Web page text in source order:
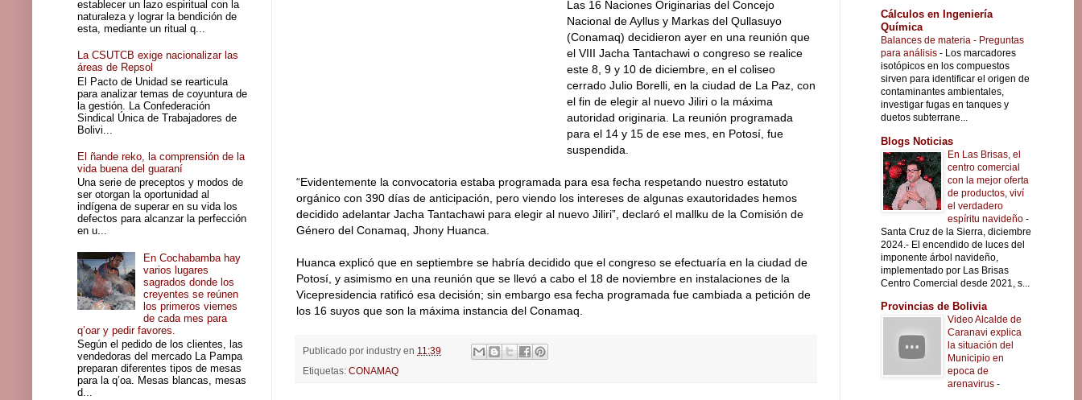
Las 16 Naciones Originarias del Concejo
Nacional de Ayllus y Markas del Qullasuyo
(Conamaq) decidieron ayer en una reunión que
el VIII Jacha Tantachawi o congreso se realice
este 8, 9 y 10 de diciembre, en el coliseo
cerrado Julio Borelli, en la ciudad de La Paz, con
el fin de elegir al nuevo Jiliri o la máxima
autoridad originaria. La reunión programada
para el 14 y 15 de ese mes, en Potosí, fue
suspendida.
“Evidentemente la convocatoria estaba programada para esa fecha respetando nuestro estatuto
orgánico con 390 días de anticipación, pero viendo los intereses de algunas exautoridades hemos
decidido adelantar Jacha Tantachawi para elegir al nuevo Jiliri”, declaró el mallku de la Comisión de
Género del Conamaq, Jhony Huanca.
Huanca explicó que en septiembre se habría decidido que el congreso se efectuaría en la ciudad de
Potosí, y asimismo en una reunión que se llevó a cabo el 18 de noviembre en instalaciones de la
Vicepresidencia ratificó esa decisión; sin embargo esa fecha programada fue cambiada a petición de
los 16 suyos que son la máxima instancia del Conamaq.
Publicado por industry en 11:39
Etiquetas: CONAMAQ
establecer un lazo espiritual con la
naturaleza y lograr la bendición de
esta, mediante un ritual q...
La CSUTCB exige nacionalizar las
áreas de Repsol
El Pacto de Unidad se rearticula
para analizar temas de coyuntura de
la gestión. La Confederación
Sindical Única de Trabajadores de
Bolivi...
El ñande reko, la comprensión de la
vida buena del guaraní
Una serie de preceptos y modos de
ser otorgan la oportunidad al
indígena de superar en su vida los
defectos para alcanzar la perfección
en u...
En Cochabamba hay
varios lugares
sagrados donde los
creyentes se reúnen
los primeros viernes
de cada mes para
q’oar y pedir favores.
Según el pedido de los clientes, las
vendedoras del mercado La Pampa
preparan diferentes tipos de mesas
para la q’oa. Mesas blancas, mesas
d...
Cálculos en Ingeniería
Química
Balances de materia - Preguntas
para análisis - Los marcadores
isotópicos en los compuestos
sirven para identificar el origen de
contaminantes ambientales,
investigar fugas en tanques y
duetos subterrane...
Blogs Noticias
En Las Brisas, el
centro comercial
con la mejor oferta
de productos, viví
el verdadero
espíritu navideño -
Santa Cruz de la Sierra, diciembre
2024.- El encendido de luces del
imponente árbol navideño,
implementado por Las Brisas
Centro Comercial desde 2021, s...
Provincias de Bolivia
Video Alcalde de
Caranavi explica
la situación del
Municipio en
epoca de
arenavirus -